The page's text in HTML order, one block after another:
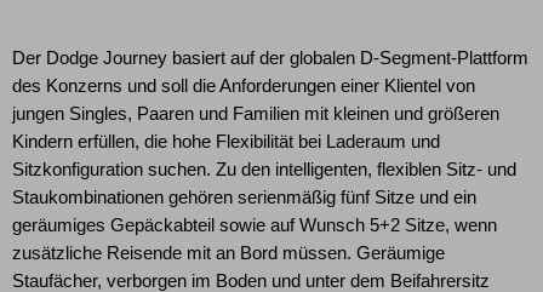
Der Dodge Journey basiert auf der globalen D-Segment-Plattform
des Konzerns und soll die Anforderungen einer Klientel von
jungen Singles, Paaren und Familien mit kleinen und größeren
Kindern erfüllen, die hohe Flexibilität bei Laderaum und
Sitzkonfiguration suchen. Zu den intelligenten, flexiblen Sitz- und
Staukombinationen gehören serienmäßig fünf Sitze und ein
geräumiges Gepäckabteil sowie auf Wunsch 5+2 Sitze, wenn
zusätzliche Reisende mit an Bord müssen. Geräumige
Staufächer, verborgen im Boden und unter dem Beifahrersitz